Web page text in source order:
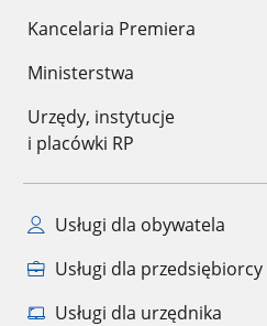
Kancelaria Premiera
Ministerstwa
Urzędy, instytucje
i placówki RP
Usługi dla obywatela
Usługi dla przedsiębiorcy
Usługi dla urzędnika